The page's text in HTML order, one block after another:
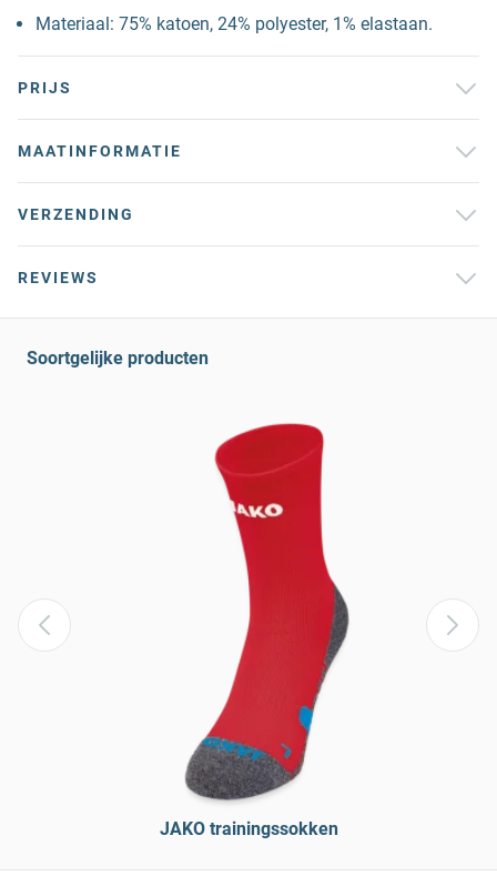
Materiaal: 75% katoen, 24% polyester, 1% elastaan.
PRIJS
MAATINFORMATIE
VERZENDING
REVIEWS
Soortgelijke producten
JAKO trainingssokken